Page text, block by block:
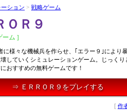
ション > 戦略ゲーム
ＯＲ９
ーム ]
に様々な機械兵を作らせ、｢エラー９｣により
していくシミュレーションゲーム。じっくり
おすすめの無料ゲームです！
⇒ ＥＲＲＯＲ９をプレイする
[ 作